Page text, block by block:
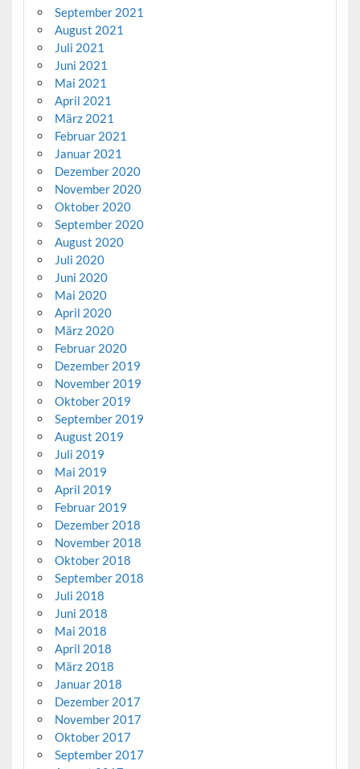
September 2021
August 2021
Juli 2021
Juni 2021
Mai 2021
April 2021
März 2021
Februar 2021
Januar 2021
Dezember 2020
November 2020
Oktober 2020
September 2020
August 2020
Juli 2020
Juni 2020
Mai 2020
April 2020
März 2020
Februar 2020
Dezember 2019
November 2019
Oktober 2019
September 2019
August 2019
Juli 2019
Mai 2019
April 2019
Februar 2019
Dezember 2018
November 2018
Oktober 2018
September 2018
Juli 2018
Juni 2018
Mai 2018
April 2018
März 2018
Januar 2018
Dezember 2017
November 2017
Oktober 2017
September 2017